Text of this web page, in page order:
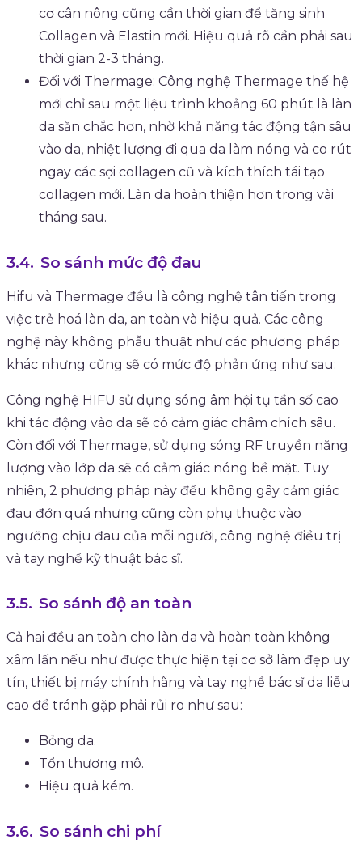
cơ cân nông cũng cần thời gian để tăng sinh
Collagen và Elastin mới. Hiệu quả rõ cần phải sau
thời gian 2-3 tháng.
Đối với Thermage: Công nghệ Thermage thế hệ
mới chỉ sau một liệu trình khoảng 60 phút là làn
da săn chắc hơn, nhờ khả năng tác động tận sâu
vào da, nhiệt lượng đi qua da làm nóng và co rút
ngay các sợi collagen cũ và kích thích tái tạo
collagen mới. Làn da hoàn thiện hơn trong vài
tháng sau.
So sánh mức độ đau
Hifu và Thermage đều là công nghệ tân tiến trong
việc trẻ hoá làn da, an toàn và hiệu quả. Các công
nghệ này không phẫu thuật như các phương pháp
khác nhưng cũng sẽ có mức độ phản ứng như sau:
Công nghệ HIFU sử dụng sóng âm hội tụ tần số cao
khi tác động vào da sẽ có cảm giác châm chích sâu.
Còn đối với Thermage, sử dụng sóng RF truyền năng
lượng vào lớp da sẽ có cảm giác nóng bề mặt. Tuy
nhiên, 2 phương pháp này đều không gây cảm giác
đau đớn quá nhưng cũng còn phụ thuộc vào
ngưỡng chịu đau của mỗi người, công nghệ điều trị
và tay nghề kỹ thuật bác sĩ.
So sánh độ an toàn
Cả hai đều an toàn cho làn da và hoàn toàn không
xâm lấn nếu như được thực hiện tại cơ sở làm đẹp uy
tín, thiết bị máy chính hãng và tay nghề bác sĩ da liễu
cao để tránh gặp phải rủi ro như sau:
Bỏng da.
Tổn thương mô.
Hiệu quả kém.
So sánh chi phí